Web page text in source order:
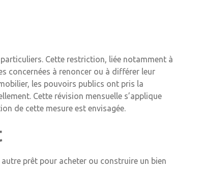
Cette restriction, liée notamment à
concernées à renoncer ou à différer leur
les pouvoirs publics ont pris la
Cette révision mensuelle s’applique
de cette mesure est envisagée.
prêt pour acheter ou construire un bien